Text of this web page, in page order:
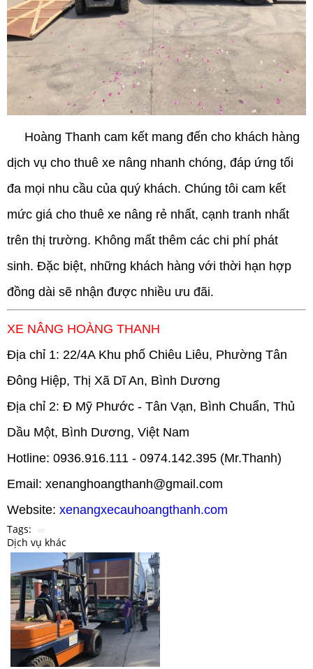
Hoàng Thanh cam kết mang đến cho khách hàng
dịch vụ cho thuê xe nâng nhanh chóng, đáp ứng tối
đa mọi nhu cầu của quý khách. Chúng tôi cam kết
mức giá cho thuê xe nâng rẻ nhất, cạnh tranh nhất
trên thị trường. Không mất thêm các chi phí phát
sinh. Đặc biệt, những khách hàng với thời hạn hợp
đồng dài sẽ nhận được nhiều ưu đãi.
XE NÂNG HOÀNG THANH
Địa chỉ 1: 22/4A Khu phố Chiêu Liêu, Phường Tân
Đông Hiệp, Thị Xã Dĩ An, Bình Dương
Địa chỉ 2: Đ Mỹ Phước - Tân Vạn, Bình Chuẩn, Thủ
Dầu Một, Bình Dương, Việt Nam
Hotline: 0936.916.111 - 0974.142.395 (Mr.Thanh)
Email: xenanghoangthanh@gmail.com
Website: xenangxecauhoangthanh.com
Tags:
Dịch vụ khác